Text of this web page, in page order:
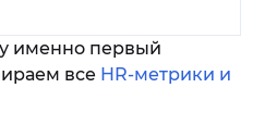
именно первый
все HR-метрики и